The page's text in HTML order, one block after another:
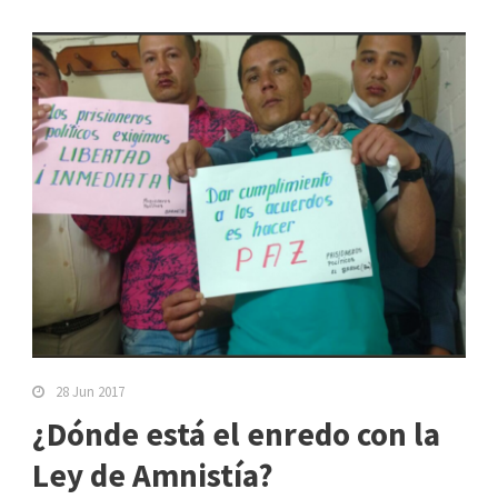
28 Jun 2017
¿Dónde está el enredo con la
Ley de Amnistía?